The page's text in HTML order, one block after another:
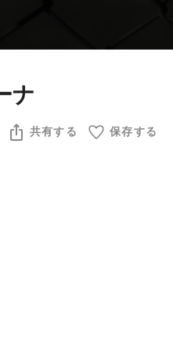
ナ
共有する 保存する